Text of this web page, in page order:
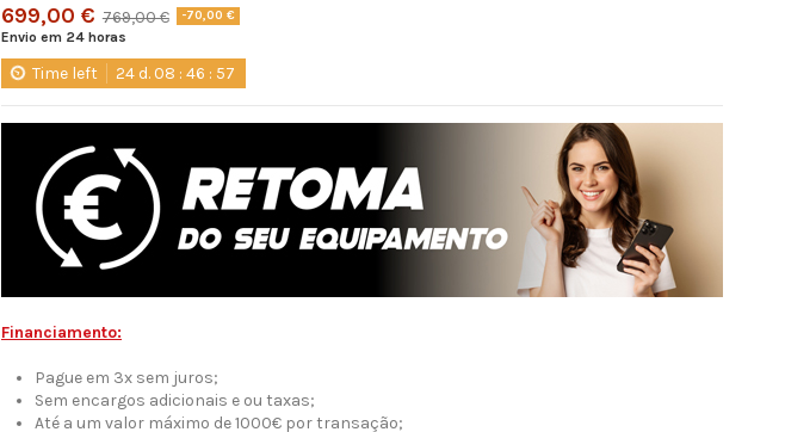
699,00 € 769,00 € -70,00 €
Envio em 24 horas
Time left 24 d. 08 :46 : 56
Financiamento:
Pague em 3x sem juros;
Sem encargos adicionais e ou taxas;
Até a um valor máximo de 1000€ por transação;